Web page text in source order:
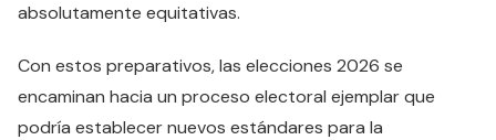
absolutamente equitativas.
Con estos preparativos, las elecciones 2026 se
encaminan hacia un proceso electoral ejemplar que
podría establecer nuevos estándares para la